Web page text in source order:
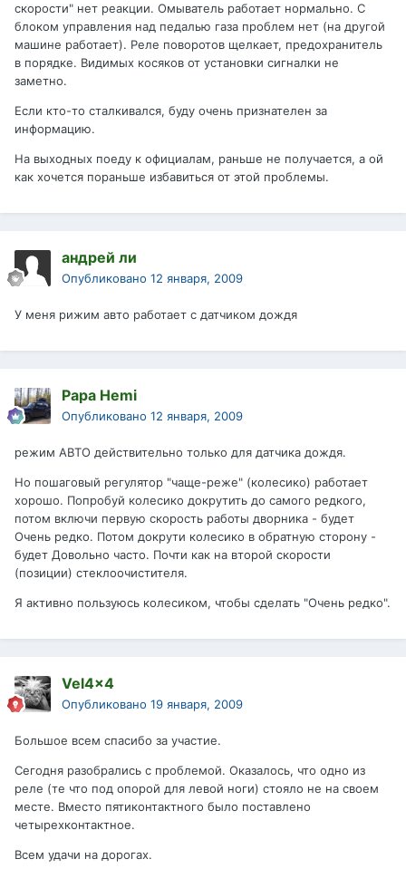
скорости" нет реакции. Омыватель работает нормально. С
блоком управления над педалью газа проблем нет (на другой
машине работает). Реле поворотов щелкает, предохранитель
в порядке. Видимых косяков от установки сигналки не
заметно.
Если кто-то сталкивался, буду очень признателен за
информацию.
На выходных поеду к официалам, раньше не получается, а ой
как хочется пораньше избавиться от этой проблемы.
андрей ли
Опубликовано 12 января, 2009
У меня рижим авто работает с датчиком дождя
Papa Hemi
Опубликовано 12 января, 2009
режим АВТО действительно только для датчика дождя.
Но пошаговый регулятор "чаще-реже" (колесико) работает
хорошо. Попробуй колесико докрутить до самого редкого,
потом включи первую скорость работы дворника - будет
Очень редко. Потом докрути колесико в обратную сторону -
будет Довольно часто. Почти как на второй скорости
(позиции) стеклоочистителя.
Я активно пользуюсь колесиком, чтобы сделать "Очень редко".
Vel4x4
Опубликовано 19 января, 2009
Большое всем спасибо за участие.
Сегодня разобрались с проблемой. Оказалось, что одно из
реле (те что под опорой для левой ноги) стояло не на своем
месте. Вместо пятиконтактного было поставлено
четырехконтактное.
Всем удачи на дорогах.